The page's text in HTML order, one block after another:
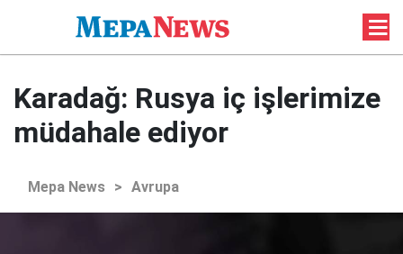
Karadağ: Rusya iç işlerimize
müdahale ediyor
Mepa News > Avrupa